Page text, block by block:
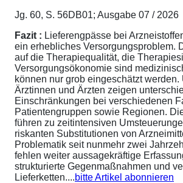
Jg. 60, S. 56DB01; Ausgabe 07 / 2026
Fazit : Lieferengpässe bei
ein erhebliches Versorgungsproblem.
auf die Therapiequalität, die
Versorgungsökonomie sind
können nur grob eingeschätzt werden.
Ärztinnen und Ärzten zeigen
Einschränkungen bei verschiedenen
Patientengruppen sowie Regionen.
führen zu zeitintensiven
riskanten Substitutionen von
Problematik seit nunmehr zwei
fehlen weiter aussagekräftige
strukturierte Gegenmaßnahmen und
Lieferketten....bitte Artikel abonnieren